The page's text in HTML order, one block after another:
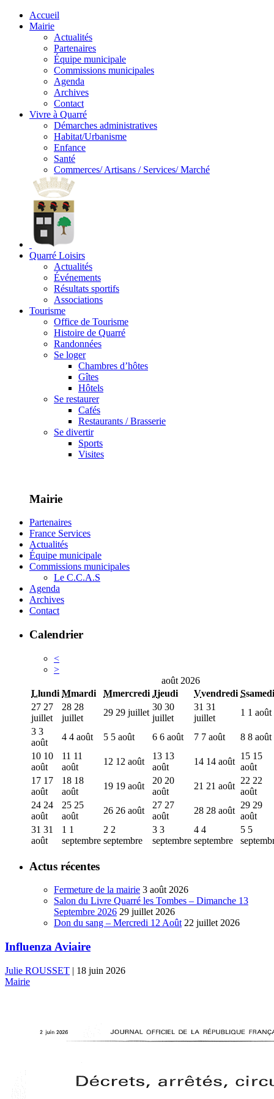
Accueil
Mairie
Actualités
Partenaires
Équipe municipale
Commissions municipales
Agenda
Archives
Contact
Vivre à Quarré
Démarches administratives
Habitat/Urbanisme
Enfance
Santé
Commerces/ Artisans / Services/ Marché
Quarré Loisirs
Actualités
Événements
Résultats sportifs
Associations
Tourisme
Office de Tourisme
Histoire de Quarré
Randonnées
Se loger
Chambres d’hôtes
Gîtes
Hôtels
Se restaurer
Cafés
Restaurants / Brasserie
Se divertir
Sports
Visites
Mairie
Partenaires
France Services
Actualités
Équipe municipale
Commissions municipales
Le C.C.A.S
Agenda
Archives
Contact
Calendrier
<
>
août 2026
Llundi Mmardi Mmercredi Jjeudi Vvendredi Ssamedi
27 27
juillet
28 28
juillet
29 29 juillet
30 30
juillet
31 31
juillet
1 1 août
3 3
août
4 4 août 5 5 août 6 6 août 7 7 août 8 8 août
10 10
août
11 11
août
12 12 août
13 13
août
14 14 août
15 15
août
17 17
août
18 18
août
19 19 août
20 20
août
21 21 août
22 22
août
24 24
août
25 25
août
26 26 août
27 27
août
28 28 août
29 29
août
31 31
août
1 1
septembre
2 2
septembre
3 3
septembre
4 4
septembre
5 5
Actus récentes
Fermeture de la mairie 3 août 2026
Salon du Livre Quarré les Tombes – Dimanche 13
Septembre 2026 29 juillet 2026
Don du sang – Mercredi 12 Août 22 juillet 2026
Influenza Aviaire
Julie ROUSSET | 18 juin 2026
Mairie